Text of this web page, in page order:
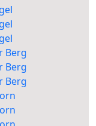
Berg
Berg
Berg